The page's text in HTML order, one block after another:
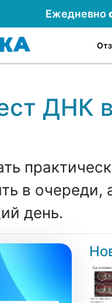
Ежедневно
ДНК
в очереди,
день.